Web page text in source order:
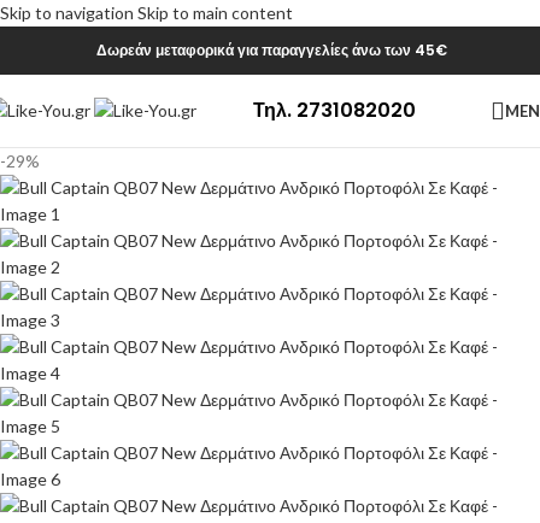
Skip to navigation Skip to main content
Δωρεάν μεταφορικά για παραγγελίες άνω των 45€
Τηλ. 2731082020
-29%